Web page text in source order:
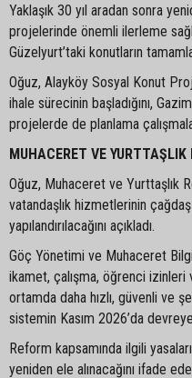
Yaklaşık 30 yıl aradan sonra
projelerinde önemli ilerleme
Güzelyurt’taki konutların
Oğuz, Alayköy Sosyal Konut
ihale sürecinin başladığını,
projelerde de planlama
MUHACERET VE
Oğuz, Muhaceret ve Yurttaşlık
vatandaşlık hizmetlerinin
yapılandırılacağını açıkladı.
Göç Yönetimi ve Muhaceret
ikamet, çalışma, öğrenci izinleri
ortamda daha hızlı, güvenli ve
sistemin Kasım 2026’da
Reform kapsamında ilgili
yeniden ele alınacağını ifade